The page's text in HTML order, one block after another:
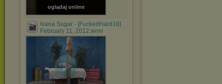
oglądaj online
Ivana Sugar - [FuckedHard18]
February 11, 2012.wmv